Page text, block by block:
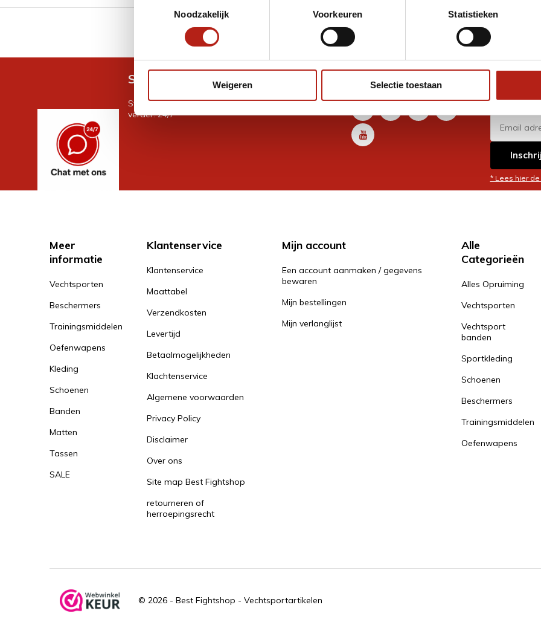
Noodzakelijk
Voorkeuren Statistieken
Weigeren Selectie toestaan
GRATIS verzending v.a €75 Eenvoudig ruilen of retour
Snel antwoord op je vraag?
Stel je vraag in de chat, en we helpen je graag
verder. 24/7
Volg ons
* Lees hier
Meer
informatie
Vechtsporten
Beschermers
Trainingsmiddelen
Oefenwapens
Kleding
Schoenen
Banden
Matten
Tassen
SALE
Klantenservice
Klantenservice
Maattabel
Verzendkosten
Levertijd
Betaalmogelijkheden
Klachtenservice
Algemene voorwaarden
Privacy Policy
Disclaimer
Over ons
Site map Best Fightshop
retourneren of
herroepingsrecht
Mijn account
Een account aanmaken / gegevens
bewaren
Mijn bestellingen
Mijn verlanglijst
Alle
Categorieën
Alles Opruiming
Vechtsporten
Vechtsport
banden
Sportkleding
Schoenen
Beschermers
Trainingsmiddelen
Oefenwapens
© 2026 - Best Fightshop - Vechtsportartikelen